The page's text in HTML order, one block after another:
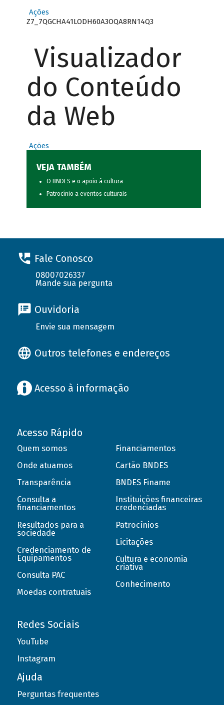
Ações
Z7_7QGCHA41LODH60A3OQA8RN14Q3
Visualizador
do Conteúdo
da Web
Ações
VEJA TAMBÉM
O BNDES e o apoio à cultura
Patrocínio a eventos culturais
Fale Conosco
08007026337
Mande sua pergunta
Ouvidoria
Envie sua mensagem
Outros telefones e endereços
Acesso à informação
Acesso Rápido
Quem somos
Onde atuamos
Transparência
Consulta a
financiamentos
Resultados para a
sociedade
Credenciamento de
Equipamentos
Consulta PAC
Moedas contratuais
Financiamentos
Cartão BNDES
BNDES Finame
Instituições financeiras
credenciadas
Patrocínios
Licitações
Cultura e economia
criativa
Conhecimento
Redes Sociais
YouTube
Instagram
Ajuda
Perguntas frequentes